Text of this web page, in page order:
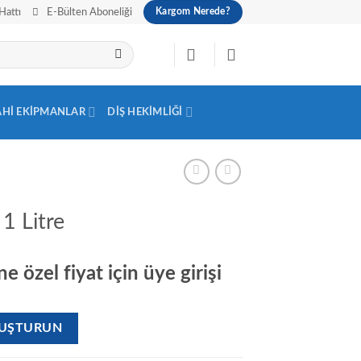
E-Bülten Aboneliği Kargom Nerede?
EKIPMANLAR DIŞ HEKIMLIĞI
1 Litre
özel fiyat için üye girişi